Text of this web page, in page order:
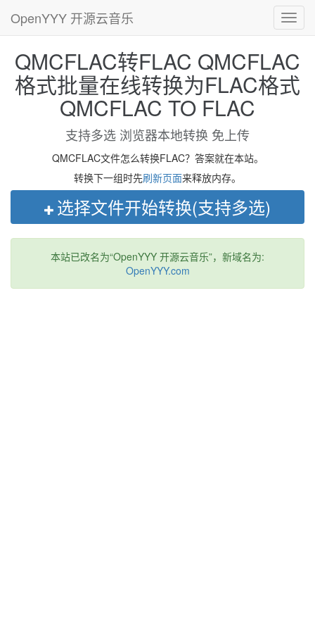
OpenYYY 开源云音乐
QMCFLAC转FLAC QMCFLAC
格式批量在线转换为FLAC格式
QMCFLAC TO FLAC
支持多选 浏览器本地转换 免上传
QMCFLAC文件怎么转换FLAC？答案就在本站。
转换下一组时先刷新页面来释放内存。
选择文件开始转换(支持多选)
本站已改名为“OpenYYY 开源云音乐”，新域名为:
OpenYYY.com